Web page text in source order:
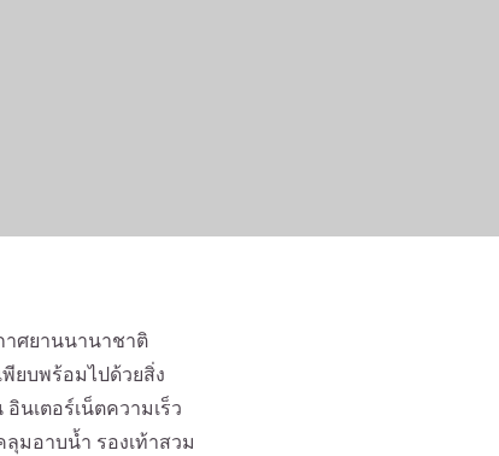
าศยานนานาชาติ
ยบพร้อมไปด้วยสิ่ง
นเตอร์เน็ตความเร็ว
มอาบน้ำ รองเท้าสวม